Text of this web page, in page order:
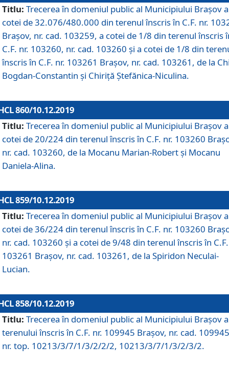
Titlu: Trecerea în domeniul public al Municipiului Braşov a
cotei de 32.076/480.000 din terenul înscris în C.F. nr.
Brașov, nr. cad. 103259, a cotei de 1/8 din terenul înscris
C.F. nr. 103260, nr. cad. 103260 și a cotei de 1/8 din
înscris în C.F. nr. 103261 Brașov, nr. cad. 103261, de la
Bogdan-Constantin și Chiriță Ștefănica-Niculina.
860/10.12.2019
Titlu: Trecerea în domeniul public al Municipiului Braşov a
cotei de 20/224 din terenul înscris în C.F. nr. 103260
nr. cad. 103260, de la Mocanu Marian-Robert și Mocanu
Daniela-Alina.
859/10.12.2019
Titlu: Trecerea în domeniul public al Municipiului Braşov a
cotei de 36/224 din terenul înscris în C.F. nr. 103260
nr. cad. 103260 și a cotei de 9/48 din terenul înscris în
103261 Brașov, nr. cad. 103261, de la Spiridon Neculai-
Lucian.
858/10.12.2019
Titlu: Trecerea în domeniul public al Municipiului Braşov a
terenului înscris în C.F. nr. 109945 Brașov, nr. cad.
nr. top. 10213/3/7/1/3/2/2/2, 10213/3/7/1/3/2/3/2.